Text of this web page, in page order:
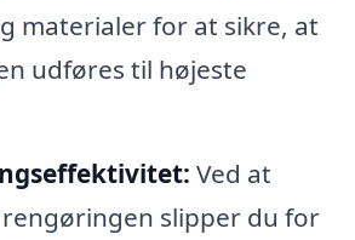
materialer for at sikre, at
udføres til højeste
Ved at
slipper du for